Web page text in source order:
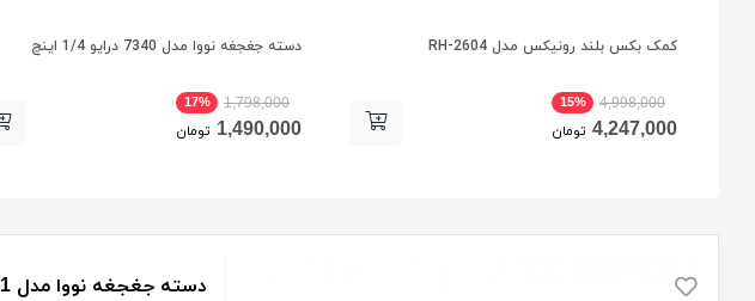
کمک بکس بلند رونیکس مدل RH-2604
15% 4,998,000
4,247,000 تومان
دسته جغجغه نووا مدل 7340 درایو 1/4 اینچ
17% 1,798,000
1,490,000 تومان
دسته جغجغه نووا مدل NTS 7401 درایو 3/8 اینچ